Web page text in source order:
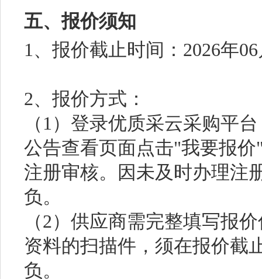
五、报价须知
1、报价截止时间：2026年
2、报价方式：
（1）登录优质采云采购平
公告查看页面点击"我要报
注册审核。因未及时办理注
负。
（2）供应商需完整填写报
资料的扫描件，须在报价截
负。